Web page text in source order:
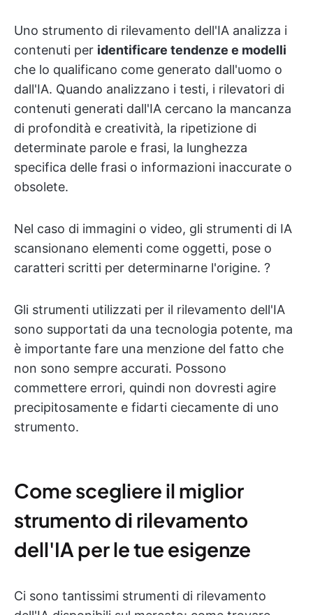
Uno strumento di rilevamento dell'IA analizza i
contenuti per identificare tendenze e modelli
che lo qualificano come generato dall'uomo o
dall'IA. Quando analizzano i testi, i rilevatori di
contenuti generati dall'IA cercano la mancanza
di profondità e creatività, la ripetizione di
determinate parole e frasi, la lunghezza
specifica delle frasi o informazioni inaccurate o
obsolete.
Nel caso di immagini o video, gli strumenti di IA
scansionano elementi come oggetti, pose o
caratteri scritti per determinarne l'origine. ?
Gli strumenti utilizzati per il rilevamento dell'IA
sono supportati da una tecnologia potente, ma
è importante fare una menzione del fatto che
non sono sempre accurati. Possono
commettere errori, quindi non dovresti agire
precipitosamente e fidarti ciecamente di uno
strumento.
Come scegliere il miglior
strumento di rilevamento
dell'IA per le tue esigenze
Ci sono tantissimi strumenti di rilevamento